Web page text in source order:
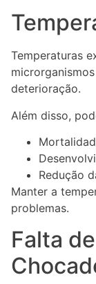
Temperaturas
deterioração.
Além disso,
Redução
Manter a
problemas.
Falta